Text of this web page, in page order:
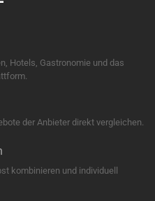
Hotels, Gastronomie und das
der Anbieter direkt vergleichen.
kombinieren und individuell